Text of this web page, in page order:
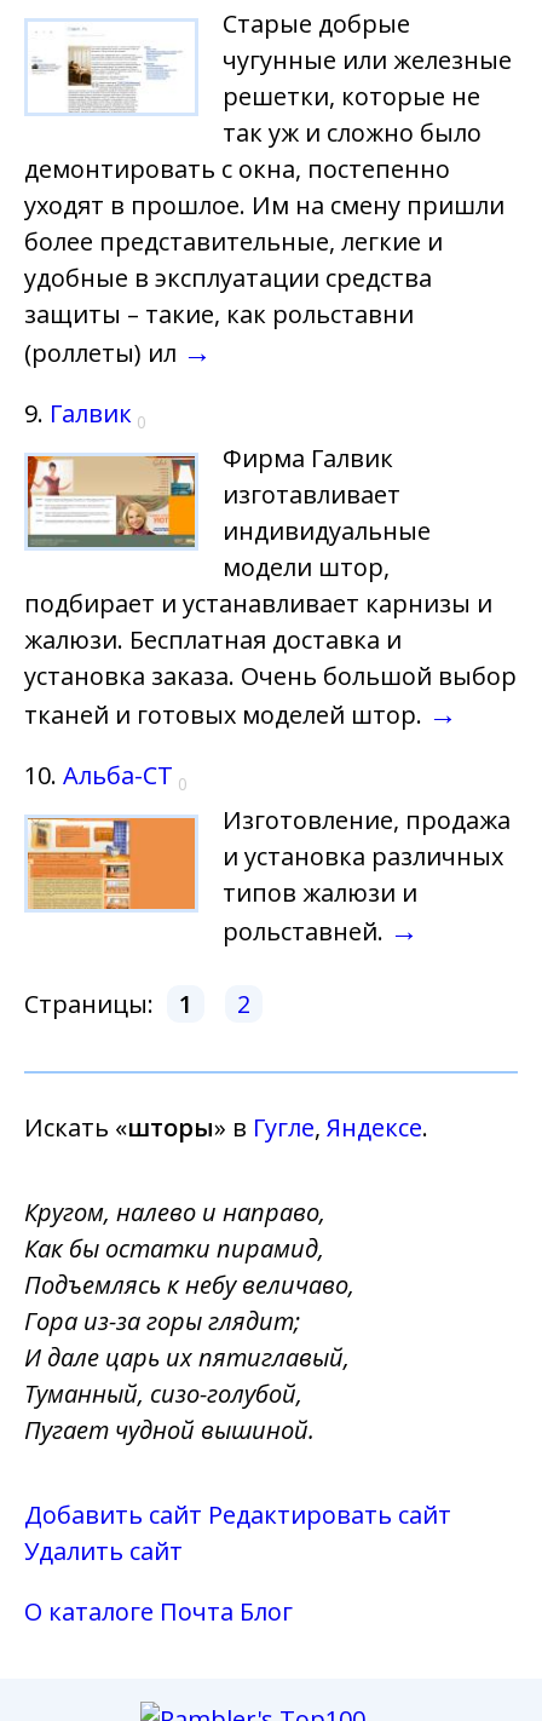
Старые добрые
чугунные или железные
решетки, которые не
так уж и сложно было
демонтировать с окна, постепенно
уходят в прошлое. Им на смену пришли
более представительные, легкие и
удобные в эксплуатации средства
защиты – такие, как рольставни
(роллеты) ил →
9. Галвик 0
Фирма Галвик
изготавливает
индивидуальные
модели штор,
подбирает и устанавливает карнизы и
жалюзи. Бесплатная доставка и
установка заказа. Очень большой выбор
тканей и готовых моделей штор. →
10. Альба-СТ 0
Изготовление, продажа
и установка различных
типов жалюзи и
рольставней. →
Страницы: 1 2
Искать «шторы» в Гугле, Яндексе.
Кругом, налево и направо,
Как бы остатки пирамид,
Подъемлясь к небу величаво,
Гора из-за горы глядит;
И дале царь их пятиглавый,
Туманный, сизо-голубой,
Пугает чудной вышиной.
Добавить сайт Редактировать сайт
Удалить сайт
О каталоге Почта Блог